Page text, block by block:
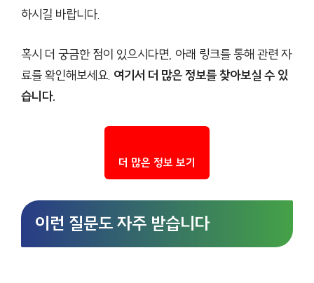
하시길 바랍니다.
혹시 더 궁금한 점이 있으시다면, 아래 링크를 통해 관련 자
료를 확인해보세요. 여기서 더 많은 정보를 찾아보실 수 있
습니다.
더 많은 정보 보기
이런 질문도 자주 받습니다